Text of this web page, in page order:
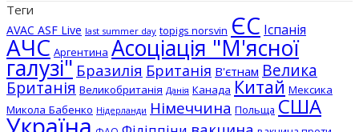
Теги
AVAC ASF Live last summer day topigs norsvin ЄС Іспанія
АЧС Аргентина Асоціація "М'ясної
галузі" Бразилія Британія В'єтнам Велика
Британія Великобританія Данія Канада Китай Мексика
Микола Бабенко Нідерланди Німеччина Польща США